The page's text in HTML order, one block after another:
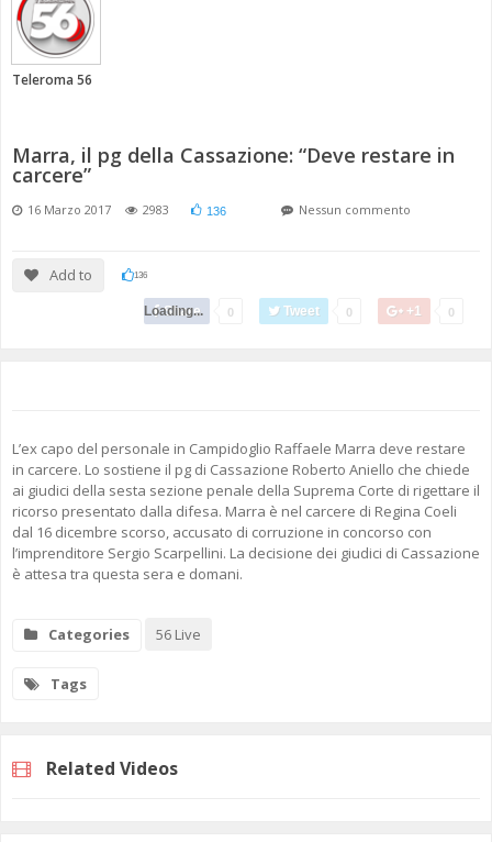
Teleroma 56
Marra, il pg della Cassazione: “Deve restare in
carcere”
16 Marzo 2017 2983 136 Nessun commento
Add to 136
Share 0 Tweet 0 +1 0
Loading...
L’ex capo del personale in Campidoglio Raffaele Marra deve restare
in carcere. Lo sostiene il pg di Cassazione Roberto Aniello che chiede
ai giudici della sesta sezione penale della Suprema Corte di rigettare il
ricorso presentato dalla difesa. Marra è nel carcere di Regina Coeli
dal 16 dicembre scorso, accusato di corruzione in concorso con
l’imprenditore Sergio Scarpellini. La decisione dei giudici di Cassazione
è attesa tra questa sera e domani.
Categories 56 Live
Tags
Related Videos